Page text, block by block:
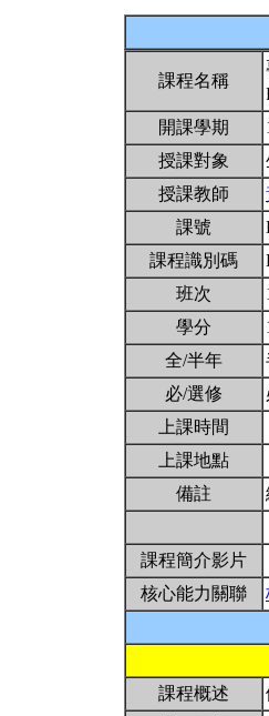
課程名稱
開課學期
授課對象
授課教師
課號
課程識別碼
班次
學分
全/半年
必/選修
上課時間
上課地點
備註
課程簡介影片
核心能力關聯
課程概述